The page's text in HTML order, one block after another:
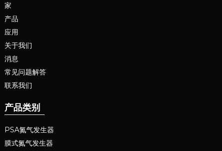
家
产品
应用
关于我们
消息
常见问题解答
联系我们
产品类别
PSA氮气发生器
膜式氮气发生器